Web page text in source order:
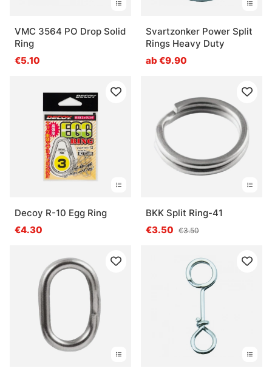
VMC 3564 PO Drop Solid
Ring
€5.10
Svartzonker Power Split
Rings Heavy Duty
ab €9.90
Decoy R-10 Egg Ring
€4.30
BKK Split Ring-41
€3.50 €3.50